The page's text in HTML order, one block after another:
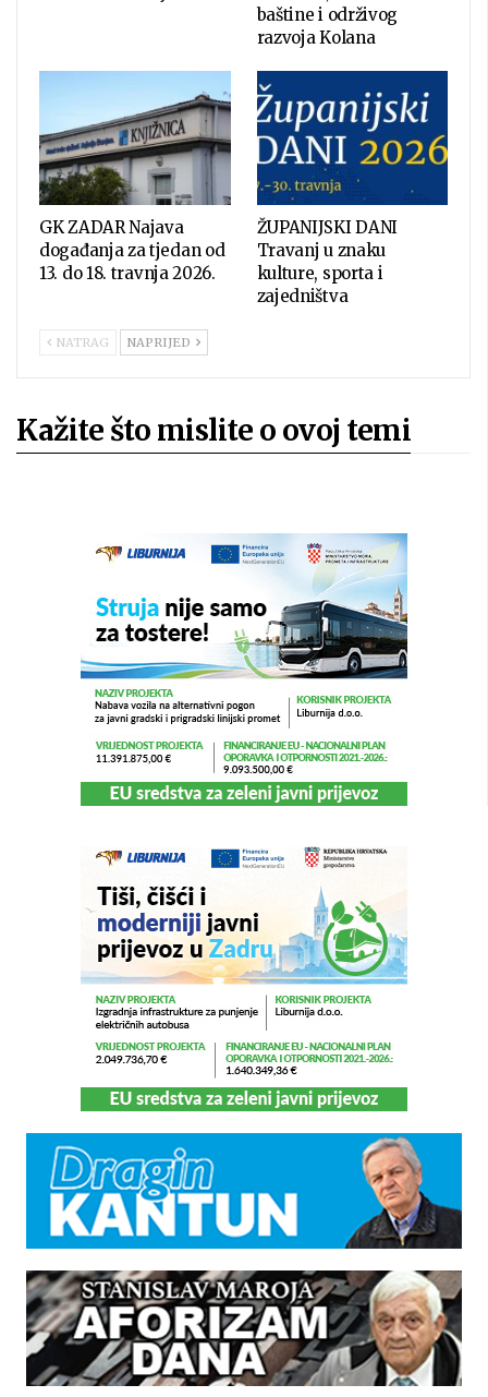
baštine i održivog
razvoja Kolana
GK ZADAR Najava
događanja za tjedan od
13. do 18. travnja 2026.
ŽUPANIJSKI DANI
Travanj u znaku
kulture, sporta i
zajedništva
NATRAG NAPRIJED
Kažite što mislite o ovoj temi